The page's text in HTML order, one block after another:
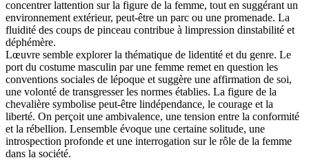
concentrer lattention sur la figure de la femme, tout en suggérant un
environnement extérieur, peut-être un parc ou une promenade. La
fluidité des coups de pinceau contribue à limpression dinstabilité et
déphémère.
Lœuvre semble explorer la thématique de lidentité et du genre. Le
port du costume masculin par une femme remet en question les
conventions sociales de lépoque et suggère une affirmation de soi,
une volonté de transgresser les normes établies. La figure de la
chevalière symbolise peut-être lindépendance, le courage et la
liberté. On perçoit une ambivalence, une tension entre la conformité
et la rébellion. Lensemble évoque une certaine solitude, une
introspection profonde et une interrogation sur le rôle de la femme
dans la société.